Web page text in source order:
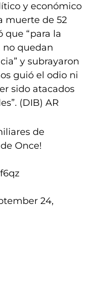
y económico
muerte de 52
que “para la
no quedan
y subrayaron
guió el odio ni
sido atacados
(DIB) AR
de
Once!
24,